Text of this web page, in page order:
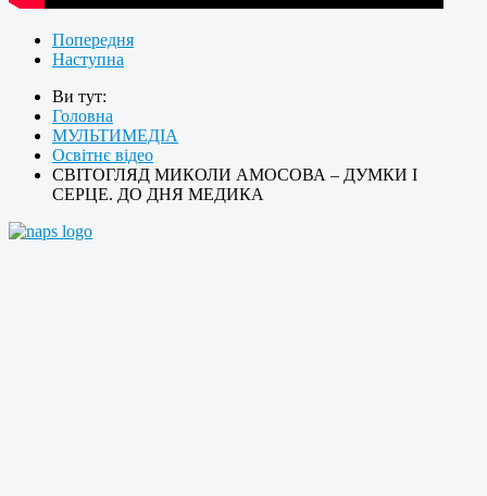
Попередня
Наступна
Ви тут:
Головна
МУЛЬТИМЕДІА
Освітнє відео
СВІТОГЛЯД МИКОЛИ АМОСОВА – ДУМКИ І
СЕРЦЕ. ДО ДНЯ МЕДИКА